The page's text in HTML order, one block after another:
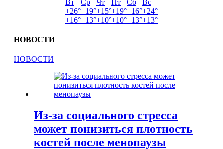
Вт
Ср Чт Пт Сб
Вс
+26°+19°+15°+19°+16°+24°
+16°+13°+10°+10°+13°+13°
НОВОСТИ
НОВОСТИ
Из-за социального стресса
может понизиться плотность
костей после менопаузы